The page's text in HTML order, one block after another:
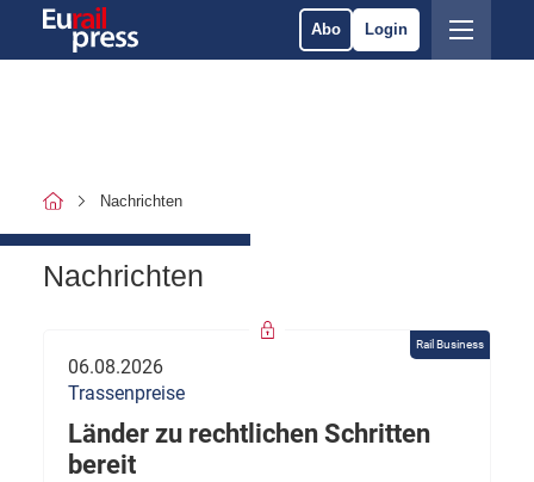
Abo Login
Nachrichten
Nachrichten
Rail Business
06.08.2026
Trassenpreise
Länder zu rechtlichen Schritten
bereit